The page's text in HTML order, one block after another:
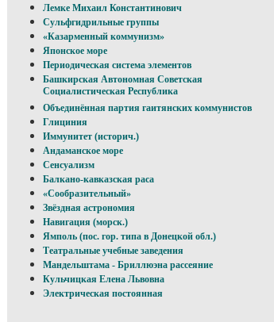
Лемке Михаил Константинович
Сульфгидрильные группы
«Казарменный коммунизм»
Японское море
Периодическая система элементов
Башкирская Автономная Советская
Социалистическая Республика
Объединённая партия гаитянских коммунистов
Глициния
Иммунитет (историч.)
Андаманское море
Сенсуализм
Балкано-кавказская раса
«Сообразительный»
Звёздная астрономия
Навигация (морск.)
Ямполь (пос. гор. типа в Донецкой обл.)
Театральные учебные заведения
Мандельштама - Бриллюэна рассеяние
Кульчицкая Елена Львовна
Электрическая постоянная